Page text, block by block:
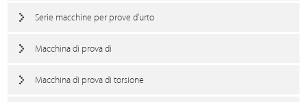
Serie macchine per prove d'urto
Macchina di prova di
Macchina di prova di torsione